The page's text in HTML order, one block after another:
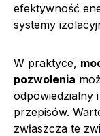
efektywność
systemy
W praktyce,
pozwolenia
odpowiedzialny
przepisów.
zwłaszcza te